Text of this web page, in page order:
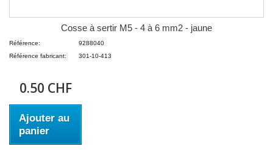
Cosse à sertir M5 - 4 à 6 mm2 - jaune
Référence:
9288040
Référence fabricant:
301-10-413
0.50 CHF
Ajouter au
panier